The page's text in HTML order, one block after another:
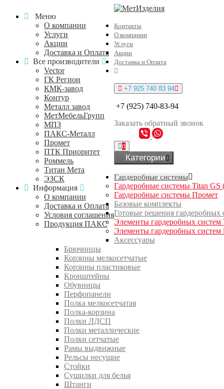
Меню
О компании
Услуги
Акции
Доставка и Оплата
Все производители
Vector
ГК Регион
КМК-завод
Контур
Металл завод
МетМебельГрупп
МПЗ
ПАКС-Металл
Промет
ПТК Приоритет
Роммель
Титан Мета
ЭЗСК
Информация
О компании
Доставка и Оплата
Условия соглашения
Продукция ПАКС
Контакты
О компании
Услуги
Акции
Доставка и Оплата
+7 925 740 83 94
+7 (925) 740-83-94
Заказать обратный звонок
0
Категории
Гардеробные системы
Гардеробные системы Titan
Гардеробные системы Промет
Базовые комплекты
Готовые решения гардеробных
Элементы гардеробных систем
Элементы гардеробных систем
Аксессуары
Брючницы
Корзины мелкосетчатые
Корзины пластиковые
Кронштейны
Обувницы
Перфопанели
Полка мелкосетчатая
Полка-корзина
Полки ЛДСП
Полки металлические
Полки сетчатые
Рамы выдвижные
Рельсы несущие
Стойки
Сушилки для белья
Штанги